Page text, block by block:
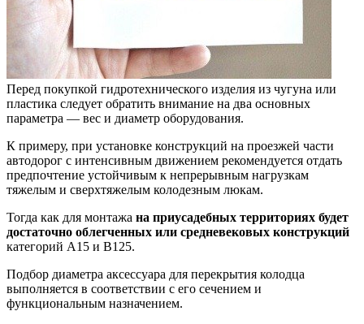
Перед покупкой гидротехнического изделия из чугуна или
пластика следует обратить внимание на два основных
параметра — вес и диаметр оборудования.
К примеру, при установке конструкций на проезжей части
автодорог с интенсивным движением рекомендуется отдать
предпочтение устойчивым к непрерывным нагрузкам
тяжелым и сверхтяжелым колодезным люкам.
Тогда как для монтажа на приусадебных территориях будет
достаточно облегченных или средневековых конструкций
категорий А15 и В125.
Подбор диаметра аксессуара для перекрытия колодца
выполняется в соответствии с его сечением и
функциональным назначением.